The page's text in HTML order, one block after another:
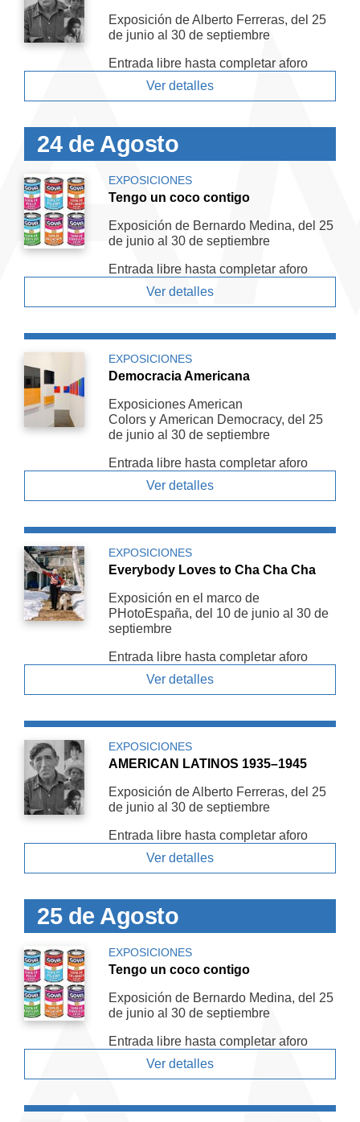
Exposición de Alberto Ferreras, del 25
de junio al 30 de septiembre
Entrada libre hasta completar aforo
Ver detalles
24 de Agosto
EXPOSICIONES
Tengo un coco contigo
Exposición de Bernardo Medina, del 25
de junio al 30 de septiembre
Entrada libre hasta completar aforo
Ver detalles
EXPOSICIONES
Democracia Americana
Exposiciones American
Colors y American De­mocracy, del 25
de junio al 30 de septiembre
Entrada libre hasta completar aforo
Ver detalles
EXPOSICIONES
Everybody Loves to Cha Cha Cha
Exposición en el marco de
PHotoEspaña, del 10 de junio al 30 de
septiembre
Entrada libre hasta completar aforo
Ver detalles
EXPOSICIONES
AMERICAN LATINOS 1935–1945
Exposición de Alberto Ferreras, del 25
de junio al 30 de septiembre
Entrada libre hasta completar aforo
Ver detalles
25 de Agosto
EXPOSICIONES
Tengo un coco contigo
Exposición de Bernardo Medina, del 25
de junio al 30 de septiembre
Entrada libre hasta completar aforo
Ver detalles